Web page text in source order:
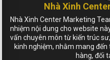
Nhà Xinh
Nhà Xinh Center Marketing
nhiệm nội dung cho website
vấn chuyên môn từ kiến trúc
kinh nghiệm, nhằm mang
hàng, đối